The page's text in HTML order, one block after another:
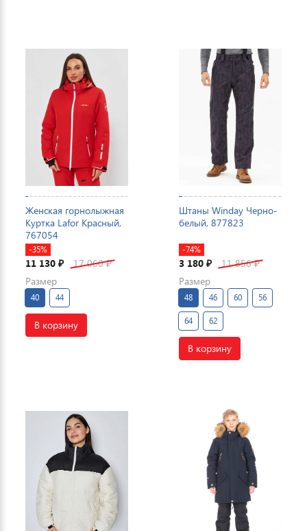
Женская горнолыжная
Куртка Lafor Красный,
767054
-35%
11 130 ₽ 17 060₽
Размер
40 44
В корзину
Штаны Winday Черно-
белый, 877823
-74%
3 180 ₽ 11 856₽
Размер
48 46 60 56
64 62
В корзину